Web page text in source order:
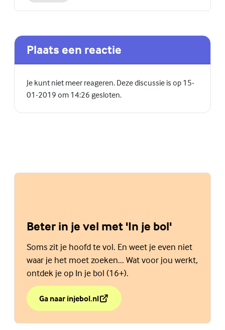
Plaats een reactie
Je kunt niet meer reageren. Deze discussie is op 15-
01-2019 om 14:26 gesloten.
Beter in je vel met 'In je bol'
Soms zit je hoofd te vol. En weet je even niet
waar je het moet zoeken... Wat voor jou werkt,
ontdek je op In je bol (16+).
Ga naar injebol.nl
over Beter in je vel met 'In je bol'
(Externe link)